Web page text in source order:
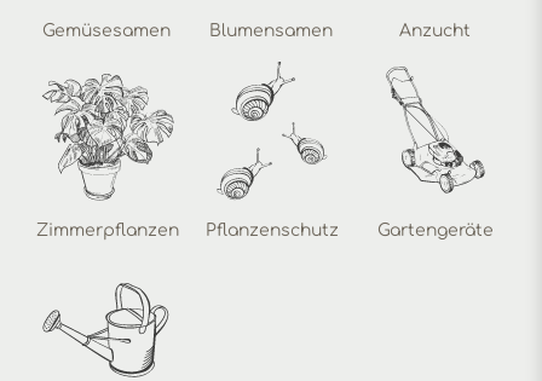
Gemüsesamen Blumensamen Anzucht
Zimmerpflanzen Pflanzenschutz Gartengeräte